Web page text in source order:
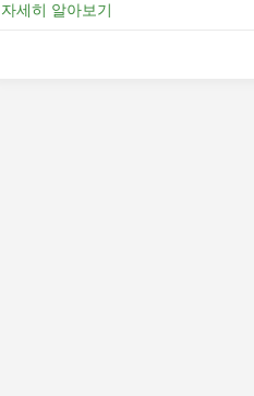
자세히 알아보기